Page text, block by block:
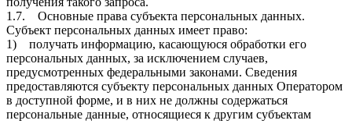
1.7. Основные права субъекта персональных данных.
Субъект персональных данных имеет право:
1) получать информацию, касающуюся обработки его
персональных данных, за исключением случаев,
предусмотренных федеральными законами. Сведения
предоставляются субъекту персональных данных Оператором
в доступной форме, и в них не должны содержаться
персональные данные, относящиеся к другим субъектам